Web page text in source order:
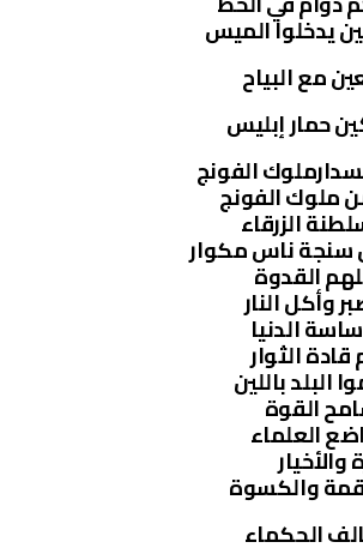
يدخلوا الميس
مع البياح
حمار إبليس
ملوك الفونج
الزرقاء
سنجة ناس مكوار
القدوة
وأكل النار
الدنيا
الثوار
البلد باللين
القوة
العلماء
والأخيار
والكسوة
الحكماء